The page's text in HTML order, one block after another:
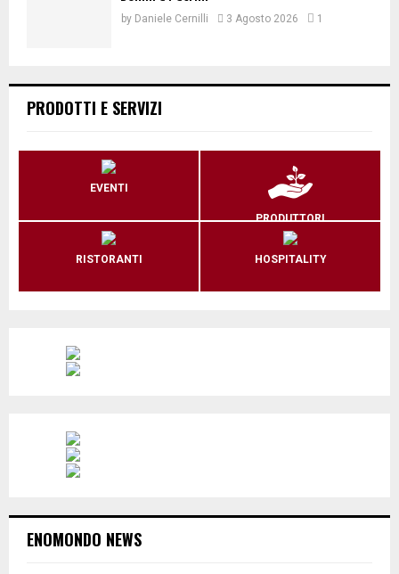
by Daniele Cernilli 3 Agosto 2026 1
PRODOTTI E SERVIZI
EVENTI
PRODUTTORI
RISTORANTI HOSPITALITY
ENOMONDO NEWS